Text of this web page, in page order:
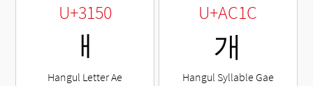
U+3150
ㅐ
Hangul Letter Ae
U+AC1C
개
Hangul Syllable Gae